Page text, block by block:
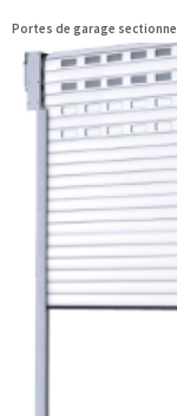
Portes de garage